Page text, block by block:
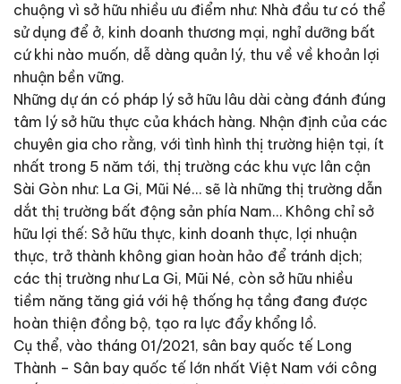
chuộng vì sở hữu nhiều ưu điểm như: Nhà đầu tư có thể
sử dụng để ở, kinh doanh thương mại, nghỉ dưỡng bất
cứ khi nào muốn, dễ dàng quản lý, thu về về khoản lợi
nhuận bền vững.
Những dự án có pháp lý sở hữu lâu dài càng đánh đúng
tâm lý sở hữu thực của khách hàng. Nhận định của các
chuyên gia cho rằng, với tình hình thị trường hiện tại, ít
nhất trong 5 năm tới, thị trường các khu vực lân cận
Sài Gòn như: La Gi, Mũi Né… sẽ là những thị trường dẫn
dắt thị trường bất động sản phía Nam… Không chỉ sở
hữu lợi thế: Sở hữu thực, kinh doanh thực, lợi nhuận
thực, trở thành không gian hoàn hảo để tránh dịch;
các thị trường như La Gi, Mũi Né, còn sở hữu nhiều
tiềm năng tăng giá với hệ thống hạ tầng đang được
hoàn thiện đồng bộ, tạo ra lực đẩy khổng lồ.
Cụ thể, vào tháng 01/2021, sân bay quốc tế Long
Thành – Sân bay quốc tế lớn nhất Việt Nam với công